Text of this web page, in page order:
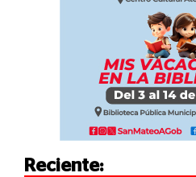
Reciente: